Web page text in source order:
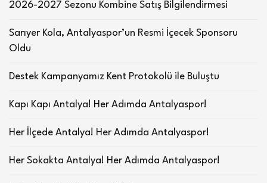
2026-2027 Sezonu Kombine Satış Bilgilendirmesi
Sarıyer Kola, Antalyaspor’un Resmi İçecek Sponsoru
Oldu
Destek Kampanyamız Kent Protokolü ile Buluştu
Kapı Kapı Antalya! Her Adımda Antalyaspor!
Her İlçede Antalya! Her Adımda Antalyaspor!
Her Sokakta Antalya! Her Adımda Antalyaspor!